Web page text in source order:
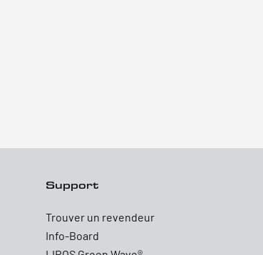
Support
Trouver un revendeur
Info-Board